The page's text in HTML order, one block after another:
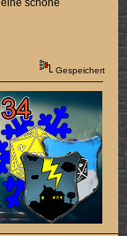
schöne
Gespeichert